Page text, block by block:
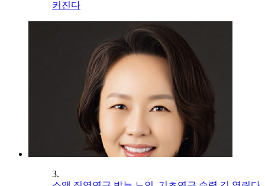
커진다
3.